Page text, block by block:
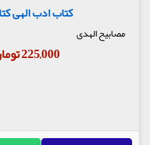
کتاب ادب الهی
مصابیح الهدی
225,000 تومان